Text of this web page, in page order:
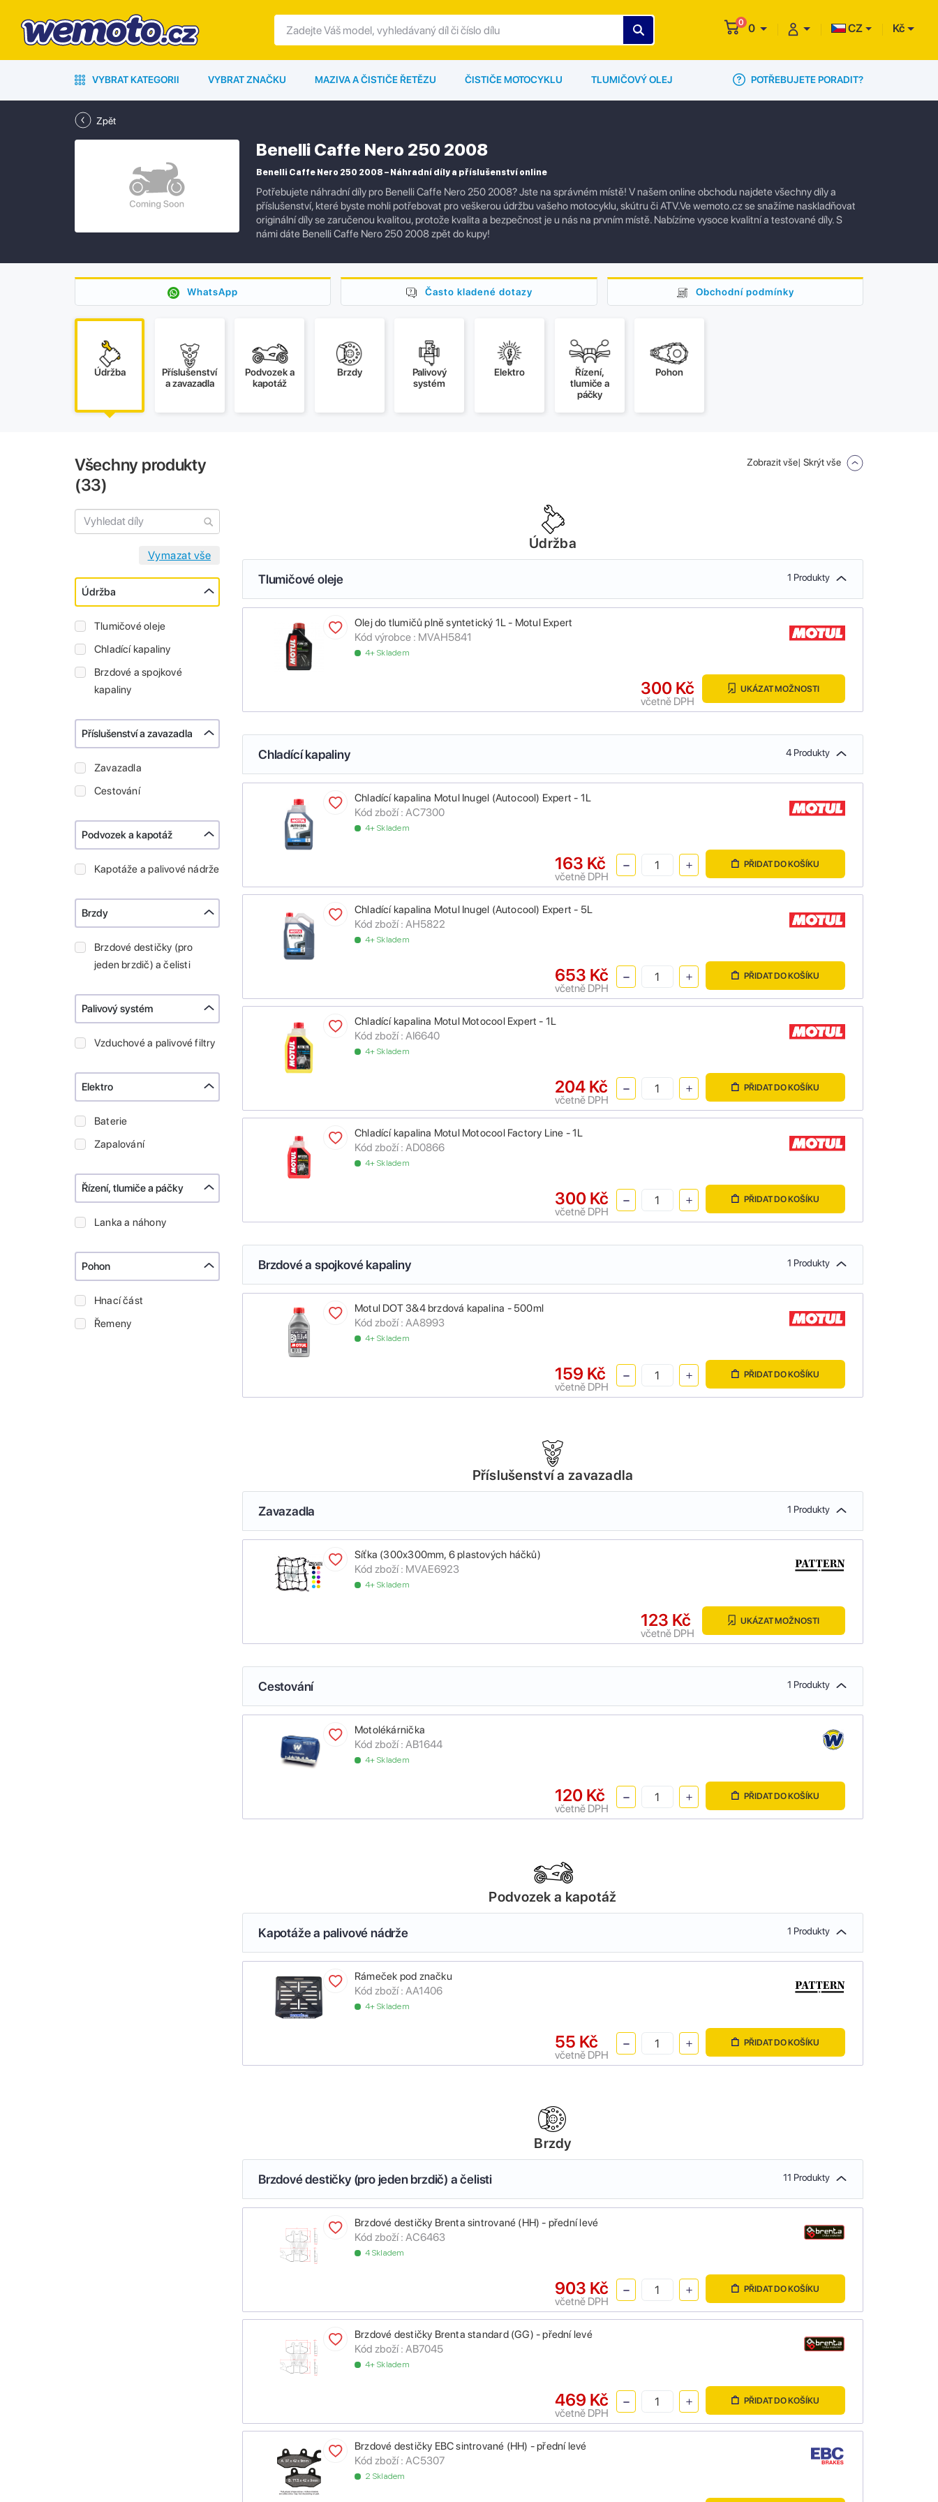
0 0 CZ Kč
VYBRAT KATEGORII VYBRAT ZNAČKU MAZIVA A ČISTIČE ŘETĚZU ČISTIČE MOTOCYKLU TLUMIČOVÝ OLEJ POTŘEBUJETE PORADIT?
Zpět
Benelli Caffe Nero 250 2008
Benelli Caffe Nero 250 2008 – Náhradní díly a příslušenství online
Potřebujete náhradní díly pro Benelli Caffe Nero 250 2008? Jste na správném místě! V našem online obchodu najdete všechny díly a
příslušenství, které byste mohli potřebovat pro veškerou údržbu vašeho motocyklu, skútru či ATV.Ve wemoto.cz se snažíme naskladňovat
originální díly se zaručenou kvalitou, protože kvalita a bezpečnost je u nás na prvním místě. Nabízíme vysoce kvalitní a testované díly. S
námi dáte Benelli Caffe Nero 250 2008 zpět do kupy!
WhatsApp Často kladené dotazy Obchodní podmínky
Údržba
Příslušenství
a zavazadla
Podvozek a
kapotáž
Brzdy
Palivový
systém
Elektro
Řízení,
tlumiče a
páčky
Pohon
Všechny produkty
(33)
Údržba
Tlumičové oleje
Chladící kapaliny
Brzdové a spojkové
kapaliny
Příslušenství a zavazadla
Zavazadla
Cestování
Podvozek a kapotáž
Kapotáže a palivové nádrže
Brzdy
Brzdové destičky (pro
jeden brzdič) a čelisti
Palivový systém
Vzduchové a palivové filtry
Elektro
Baterie
Zapalování
Řízení, tlumiče a páčky
Lanka a náhony
Pohon
Hnací část
Řemeny
Zobrazit vše| Skrýt vše
Údržba
Tlumičové oleje 1 Produkty
Olej do tlumičů plně syntetický 1L - Motul Expert
Kód výrobce : MVAH5841
4+ Skladem
300 Kč
včetně DPH
UKÁZAT MOŽNOSTI
Chladící kapaliny 4 Produkty
Chladící kapalina Motul Inugel (Autocool) Expert - 1L
Kód zboží : AC7300
4+ Skladem
163 Kč
včetně DPH
PŘIDAT DO KOŠÍKU
Chladící kapalina Motul Inugel (Autocool) Expert - 5L
Kód zboží : AH5822
4+ Skladem
653 Kč
včetně DPH
PŘIDAT DO KOŠÍKU
Chladící kapalina Motul Motocool Expert - 1L
Kód zboží : AI6640
4+ Skladem
204 Kč
včetně DPH
PŘIDAT DO KOŠÍKU
Chladící kapalina Motul Motocool Factory Line - 1L
Kód zboží : AD0866
4+ Skladem
300 Kč
včetně DPH
PŘIDAT DO KOŠÍKU
Brzdové a spojkové kapaliny 1 Produkty
Motul DOT 3&4 brzdová kapalina - 500ml
Kód zboží : AA8993
4+ Skladem
159 Kč
včetně DPH
PŘIDAT DO KOŠÍKU
Příslušenství a zavazadla
Zavazadla 1 Produkty
Síťka (300x300mm, 6 plastových háčků)
Kód zboží : MVAE6923
4+ Skladem
123 Kč
včetně DPH
UKÁZAT MOŽNOSTI
Cestování 1 Produkty
Motolékárnička
Kód zboží : AB1644
4+ Skladem
120 Kč
včetně DPH
PŘIDAT DO KOŠÍKU
Podvozek a kapotáž
Kapotáže a palivové nádrže 1 Produkty
Rámeček pod značku
Kód zboží : AA1406
4+ Skladem
55 Kč
včetně DPH
PŘIDAT DO KOŠÍKU
Brzdy
Brzdové destičky (pro jeden brzdič) a čelisti 11 Produkty
Brzdové destičky Brenta sintrované (HH) - přední levé
Kód zboží : AC6463
4 Skladem
903 Kč
včetně DPH
PŘIDAT DO KOŠÍKU
Brzdové destičky Brenta standard (GG) - přední levé
Kód zboží : AB7045
4+ Skladem
469 Kč
včetně DPH
PŘIDAT DO KOŠÍKU
Brzdové destičky EBC sintrované (HH) - přední levé
Kód zboží : AC5307
2 Skladem